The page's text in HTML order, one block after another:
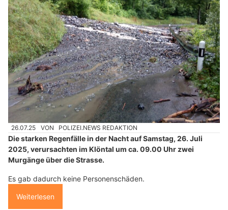
26.07.25 VON POLIZEI.NEWS REDAKTION
Die starken Regenfälle in der Nacht auf Samstag, 26. Juli
2025, verursachten im Klöntal um ca. 09.00 Uhr zwei
Murgänge über die Strasse.
Es gab dadurch keine Personenschäden.
Weiterlesen